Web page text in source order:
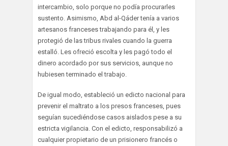
intercambio, solo porque no podía procurarles
sustento. Asimismo, Abd al-Qáder tenía a varios
artesanos franceses trabajando para él, y les
protegió de las tribus rivales cuando la guerra
estalló. Les ofreció escolta y les pagó todo el
dinero acordado por sus servicios, aunque no
hubiesen terminado el trabajo.
De igual modo, estableció un edicto nacional para
prevenir el maltrato a los presos franceses, pues
seguían sucediéndose casos aislados pese a su
estricta vigilancia. Con el edicto, responsabilizó a
cualquier propietario de un prisionero francés o